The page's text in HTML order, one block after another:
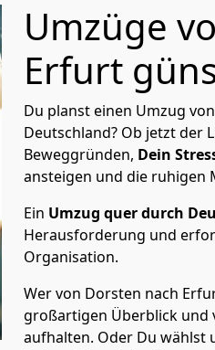
Umzüge
Erfurt
Du planst einen Umzug
Deutschland? Ob jetzt der
Beweggründen, Dein
ansteigen und die ruhigen
Ein Umzug quer durch
Herausforderung und
Organisation.
Wer von Dorsten nach
großartigen Überblick und
aufhalten. Oder Du wählst